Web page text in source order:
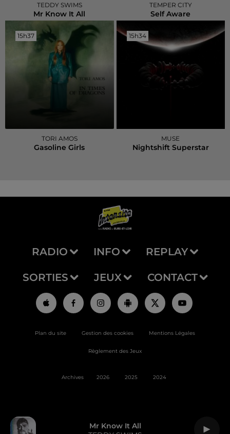
Mr Know It All
TEDDY SWIMS
Mr Know It All
TEMPER CITY
Self Aware
15h37
15h37
TORI AMOS
Gasoline Girls
15h34
15h34
MUSE
Nightshift Superstar
RADIO INFO REPLAY
SORTIES JEUX CONTACT
Plan du site Gestion des cookies Mentions Légales
Règlement des Jeux
Archives 2026 2025 2024